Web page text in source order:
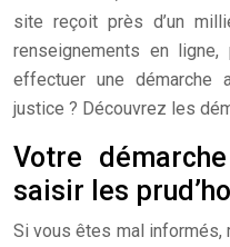
site reçoit près d’un
renseignements en
effectuer une démarche
justice ? Découvrez les
Votre
saisir les
Si vous êtes mal